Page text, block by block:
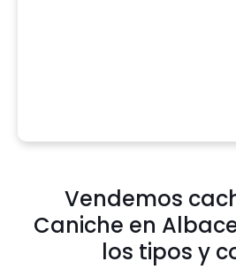
Vendemos
Caniche en
los tipos y